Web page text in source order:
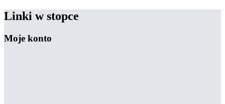
Linki w stopce
Moje konto